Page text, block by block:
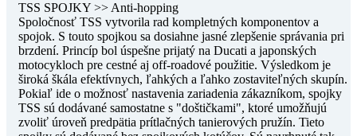
TSS SPOJKY >> Anti-hopping
Spoločnosť TSS vytvorila rad kompletných komponentov a
spojok. S touto spojkou sa dosiahne jasné zlepšenie správania pri
brzdení. Princíp bol úspešne prijatý na Ducati a japonských
motocykloch pre cestné aj off-roadové použitie. Výsledkom je
široká škála efektívnych, ľahkých a ľahko zostaviteľných skupín.
Pokiaľ ide o možnosť nastavenia zariadenia zákazníkom, spojky
TSS sú dodávané samostatne s "doštičkami", ktoré umožňujú
zvoliť úroveň predpätia prítlačných tanierových pružín. Tieto